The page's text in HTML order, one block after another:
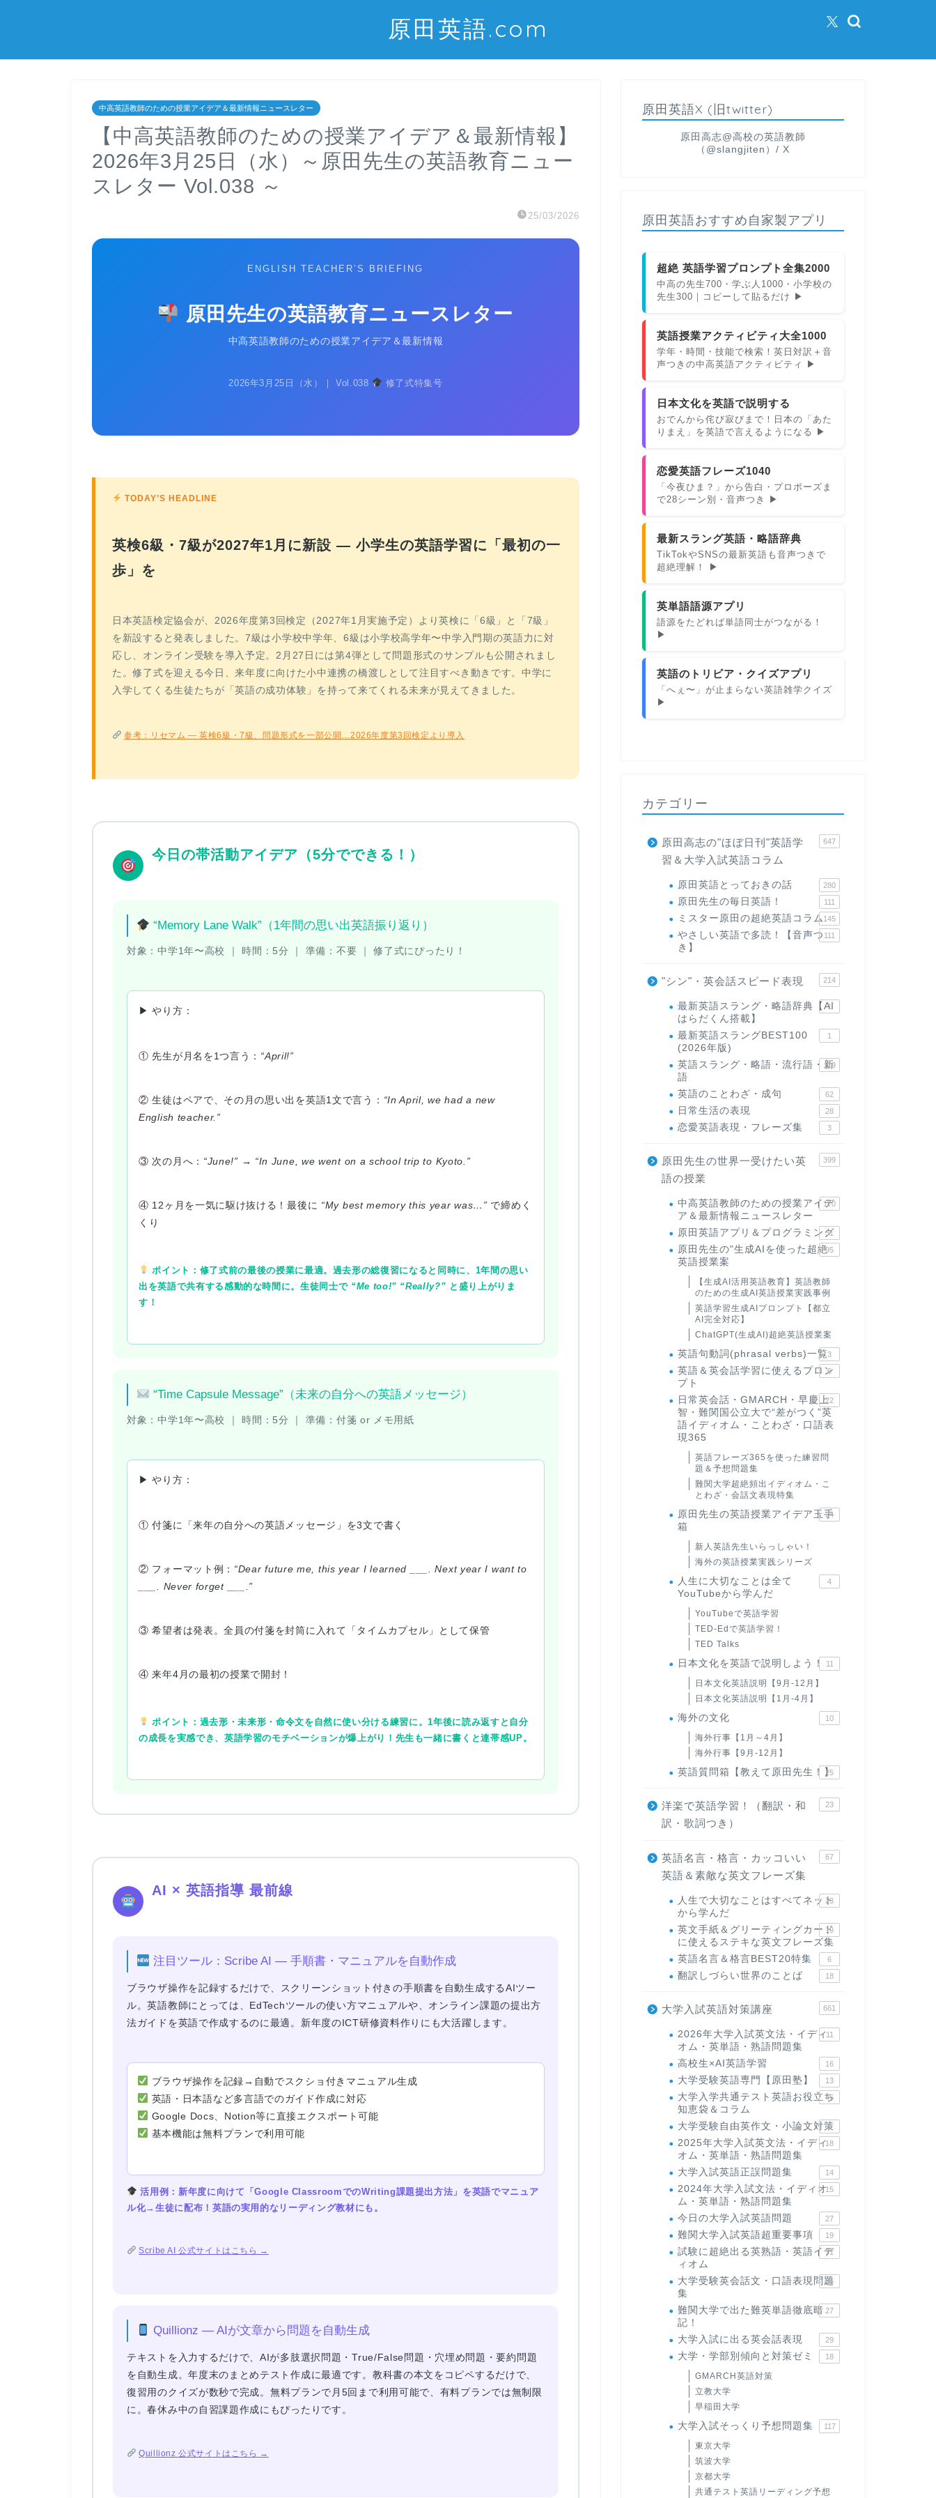
原田英語.com
中高英語教師のための授業アイデア＆最新情報ニュースレター
【中高英語教師のための授業アイデア＆最新情報】
2026年3月25日（水）～原田先生の英語教育ニュー
スレター Vol.038 ～
25/03/2026
ENGLISH TEACHER’S BRIEFING
原田先生の英語教育ニュースレター
中高英語教師のための授業アイデア＆最新情報
2026年3月25日（水）｜ Vol.038 修了式特集号
TODAY’S HEADLINE
英検6級・7級が2027年1月に新設 — 小学生の英語学習に「最初の一
歩」を
日本英語検定協会が、2026年度第3回検定（2027年1月実施予定）より英検に「6級」と「7級」
を新設すると発表しました。7級は小学校中学年、6級は小学校高学年〜中学入門期の英語力に対
応し、オンライン受験を導入予定。2月27日には第4弾として問題形式のサンプルも公開されまし
た。修了式を迎える今日、来年度に向けた小中連携の橋渡しとして注目すべき動きです。中学に
入学してくる生徒たちが「英語の成功体験」を持って来てくれる未来が見えてきました。
参考：リセマム — 英検6級・7級、問題形式を一部公開…2026年度第3回検定より導入
今日の帯活動アイデア（5分でできる！）
“Memory Lane Walk”（1年間の思い出英語振り返り）
対象：中学1年〜高校 ｜ 時間： 5分 ｜ 準備： 不要 ｜修了式にぴったり！
▶ やり方：
① 先生が月名を1つ言う： “April!”
② 生徒はペアで、その月の思い出を英語1文で言う： “In April, we had a new
English teacher.”
③ 次の月へ： “June!” → “In June, we went on a school trip to Kyoto.”
④ 12ヶ月を一気に駆け抜ける！最後に “My best memory this year was…” で締めく
くり
ポイント：修了式前の最後の授業に最適。過去形の総復習になると同時に、1年間の思い
出を英語で共有する感動的な時間に。生徒同士で “Me too!” “Really?” と盛り上がりま
す！
“Time Capsule Message”（未来の自分への英語メッセージ）
対象：中学1年〜高校 ｜ 時間： 5分 ｜ 準備： 付箋 or メモ用紙
▶ やり方：
① 付箋に「来年の自分への英語メッセージ」を3文で書く
② フォーマット例： “Dear future me, this year I learned ___. Next year I want to
___. Never forget ___.”
③ 希望者は発表。全員の付箋を封筒に入れて「タイムカプセル」として保管
④ 来年4月の最初の授業で開封！
ポイント：過去形・未来形・命令文を自然に使い分ける練習に。1年後に読み返すと自分
の成長を実感でき、英語学習のモチベーションが爆上がり！先生も一緒に書くと連帯感UP。
AI × 英語指導 最前線
注目ツール：Scribe AI — 手順書・マニュアルを自動作成
ブラウザ操作を記録するだけで、 スクリーンショット付きの手順書を自動生成するAIツー
ル。英語教師にとっては、EdTechツールの使い方マニュアルや、オンライン課題の提出方
法ガイドを英語で作成するのに最適。新年度のICT研修資料作りにも大活躍します。
ブラウザ操作を記録→自動でスクショ付きマニュアル生成
英語・日本語など多言語でのガイド作成に対応
Google Docs、Notion等に直接エクスポート可能
基本機能は無料プランで利用可能
活用例：新年度に向けて「Google ClassroomでのWriting課題提出方法」を英語でマニュア
ル化→生徒に配布！英語の実用的なリーディング教材にも。
Scribe AI 公式サイトはこちら →
Quillionz — AIが文章から問題を自動生成
テキストを入力するだけで、AIが多肢選択問題・True/False問題・穴埋め問題・要約問題
を自動生成。年度末のまとめテスト作成に最適です。教科書の本文をコピペするだけで、
復習用のクイズが数秒で完成。 無料プランで月5回まで利用可能で、有料プランでは無制限
に。春休み中の自習課題作成にもぴったりです。
Quillionz 公式サイトはこちら →
原田英語X (旧twitter)
原田高志@高校の英語教師
（@slangjiten）/ X
原田英語おすすめ自家製アプリ
超絶 英語学習プロンプト全集2000
中高の先生700・学ぶ人1000・小学校の
先生300｜コピーして貼るだけ ▶
英語授業アクティビティ大全1000
学年・時間・技能で検索！英日対訳＋音
声つきの中高英語アクティビティ ▶
日本文化を英語で説明する
おでんから侘び寂びまで！日本の「あた
りまえ」を英語で言えるようになる ▶
恋愛英語フレーズ1040
「今夜ひま？」から告白・プロポーズま
で28シーン別・音声つき ▶
最新スラング英語・略語辞典
TikTokやSNSの最新英語も音声つきで
超絶理解！ ▶
英単語語源アプリ
語源をたどれば単語同士がつながる！
▶
英語のトリビア・クイズアプリ
「へぇ〜」が止まらない英語雑学クイズ
▶
カテゴリー
原田高志の"ほぼ日刊"英語学
習＆大学入試英語コラム
647
原田英語とっておきの話 280
原田先生の毎日英語！ 111
ミスター原田の超絶英語コラム145
やさしい英語で多読！【音声つ
き】
111
"シン"・英会話スピード表現 214
最新英語スラング・略語辞典【AI
はらだくん搭載】
1
最新英語スラングBEST100
(2026年版)
1
英語スラング・略語・流行語・新
語
119
英語のことわざ・成句 62
日常生活の表現 28
恋愛英語表現・フレーズ集 3
原田先生の世界一受けたい英
語の授業
399
中高英語教師のための授業アイデ
ア＆最新情報ニュースレター
170
原田英語アプリ＆プログラミング
31
原田先生の"生成AIを使った超絶
英語授業案
95
【生成AI活用英語教育】英語教師
のための生成AI英語授業実践事例
英語学習生成AIプロンプト【都立
AI完全対応】
ChatGPT(生成AI)超絶英語授業案
英語句動詞(phrasal verbs)一覧3
英語＆英会話学習に使えるプロン
プト
6
日常英会話・GMARCH・早慶上
智・難関国公立大で“差がつく”英
語イディオム・ことわざ・口語表
現365
22
英語フレーズ365を使った練習問
題＆予想問題集
難関大学超絶頻出イディオム・こ
とわざ・会話文表現特集
原田先生の英語授業アイデア玉手
箱
24
新人英語先生いらっしゃい！
海外の英語授業実践シリーズ
人生に大切なことは全て
YouTubeから学んだ
4
YouTubeで英語学習
TED-Edで英語学習！
TED Talks
日本文化を英語で説明しよう！ 11
日本文化英語説明【9月-12月】
日本文化英語説明【1月-4月】
海外の文化 10
海外行事【1月～4月】
海外行事【9月-12月】
英語質問箱【教えて原田先生！】
25
洋楽で英語学習！（翻訳・和
訳・歌詞つき）
23
英語名言・格言・カッコいい
英語＆素敵な英文フレーズ集
67
人生で大切なことはすべてネット
から学んだ
23
英文手紙＆グリーティングカード
に使えるステキな英文フレーズ集
19
英語名言＆格言BEST20特集 6
翻訳しづらい世界のことば 18
大学入試英語対策講座 661
2026年大学入試英文法・イディ
オム・英単語・熟語問題集
11
高校生×AI英語学習 16
大学受験英語専門【原田塾】 13
大学入学共通テスト英語お役立ち
知恵袋＆コラム
45
大学受験自由英作文・小論文対策
8
2025年大学入試英文法・イディ
オム・英単語・熟語問題集
18
大学入試英語正誤問題集 14
2024年大学入試文法・イディオ
ム・英単語・熟語問題集
15
今日の大学入試英語問題 27
難関大学入試英語超重要事項 19
試験に超絶出る英熟語・英語イデ
ィオム
71
大学受験英会話文・口語表現問題
集
35
難関大学で出た難英単語徹底暗
記！
27
大学入試に出る英会話表現 29
大学・学部別傾向と対策ゼミ 18
GMARCH英語対策
立教大学
早稲田大学
大学入試そっくり予想問題集 117
東京大学
筑波大学
京都大学
共通テスト英語リーディング予想